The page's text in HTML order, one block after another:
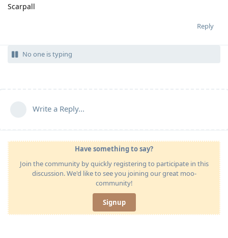
Scarpall
Reply
No one is typing
Write a Reply...
Have something to say?
Join the community by quickly registering to participate in this
discussion. We'd like to see you joining our great moo-
community!
Signup